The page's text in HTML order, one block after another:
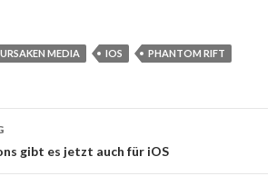
MEDIA IOS PHANTOM RIFT
gibt es jetzt auch für iOS